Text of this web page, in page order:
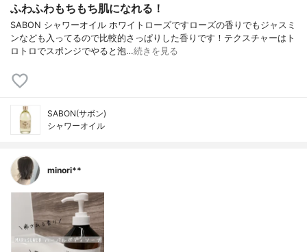
ふわふわもちもち肌になれる！
SABON シャワーオイル ホワイトローズですローズの香りでもジャスミ
ンなども入ってるので比較的さっぱりした香りです！テクスチャーはト
ロトロでスポンジでやると泡…続きを見る
SABON(サボン)
シャワーオイル
minori**